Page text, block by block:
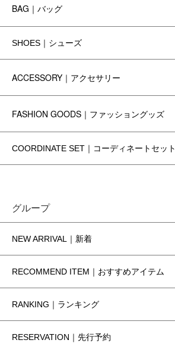
BAG｜バッグ
SHOES｜シューズ
ACCESSORY｜アクセサリー
FASHION GOODS｜ファッショングッズ
COORDINATE SET｜コーディネートセット
グループ
NEW ARRIVAL｜新着
RECOMMEND ITEM｜おすすめアイテム
RANKING｜ランキング
RESERVATION｜先行予約